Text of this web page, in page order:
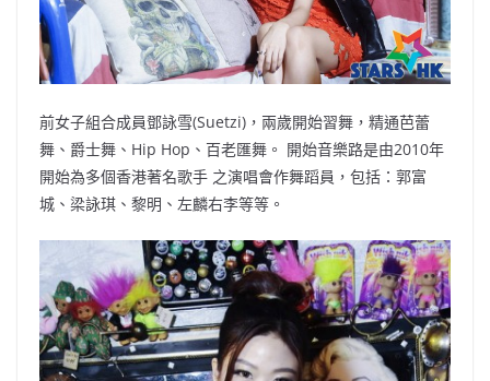
前女子組合成員鄧詠雪(Suetzi)，兩歲開始習舞，精通芭蕾
舞、爵士舞、Hip Hop、百老匯舞。 開始音樂路是由2010年
開始為多個香港著名歌手 之演唱會作舞蹈員，包括：郭富
城、梁詠琪、黎明、左麟右李等等。